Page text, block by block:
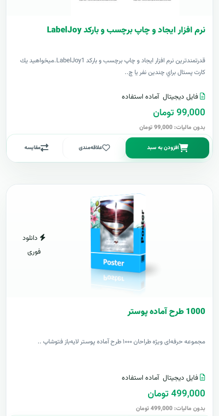
نرم افزار ایجاد و چاپ برچسب و بارکد LabelJoy
قدرتمندترين نرم افزار ایجاد و چاپ برچسب و بارکد LabelJoy1.ميخواهيد يك
كارت پستال براي چندين نفر يا چ..
فایل دیجیتال آماده استفاده
99,000 تومان
بدون مالیات: 99,000 تومان
افزودن به سبد علاقه‌مندی مقایسه
دانلود
فوری
1000 طرح آماده پوستر
مجموعه حرفه‌ای ویژه طراحان ۱۰۰۰ طرح آماده پوستر لایه‌باز فتوشاپ ..
فایل دیجیتال آماده استفاده
499,000 تومان
بدون مالیات: 499,000 تومان